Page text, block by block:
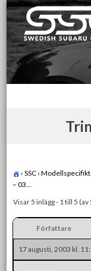
Skip
to
content
Swedish
För oss som älskar
› SSC › Modellspecifikt
– 03…
Visar 5 inlägg - 1 till 5 (av
Författare
17 augusti, 2003 kl.